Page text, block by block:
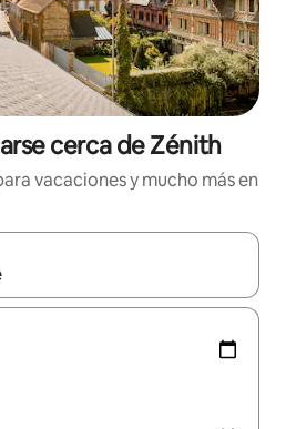
cerca de Zénith
vacaciones y mucho más en
disponibles, navegá con las